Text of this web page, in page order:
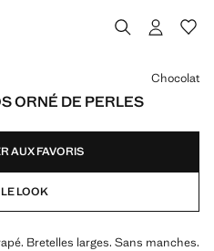
ORNÉ DE PERLES
Chocolat
AUX FAVORIS
LOOK
Bretelles larges. Sans manches.